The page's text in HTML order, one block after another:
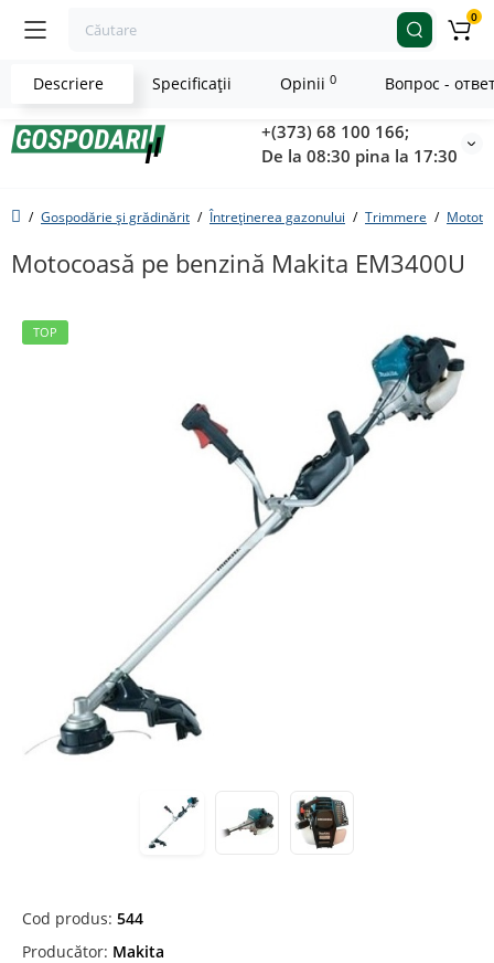
+(373) 68 100 166;
De la 08:30 pina la 17:30
0
Gospodărie și grădinărit Întreținerea gazonului Trimmere
Motocoasă pe benzină Makita EM3400U
TOP
Cod produs: 544
Producător: Makita
Descriere Specificaţii Opinii 0 Вопрос -